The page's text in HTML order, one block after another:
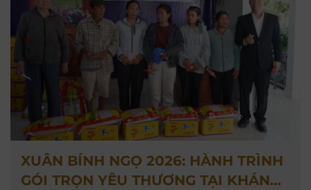
XUÂN BÍNH NGỌ 2026: HÀNH TRÌNH
GÓI TRỌN YÊU THƯƠNG TẠI KHÁNH